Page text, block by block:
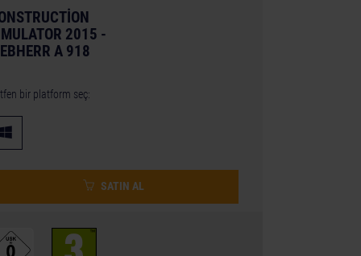
2015 -
A 918
bir platform seç:
SATIN AL